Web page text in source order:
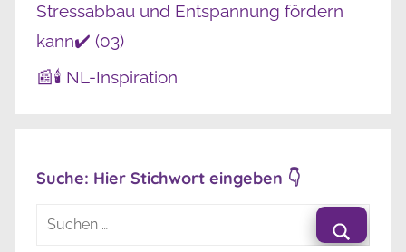
Stressabbau und Entspannung fördern
kann✔️ (03)
📰🕯️ NL-Inspiration
Suche: Hier Stichwort eingeben 👇
Suchen